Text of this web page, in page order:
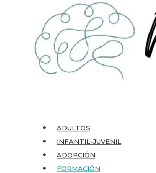
ADULTOS
INFANTIL-JUVENIL
ADOPCIÓN
FORMACIÓN